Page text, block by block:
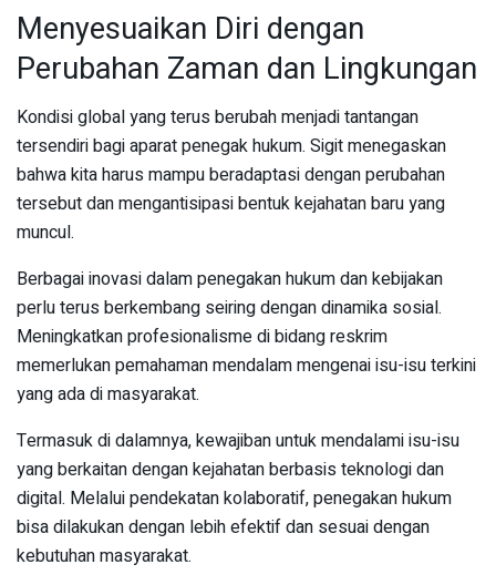
Menyesuaikan Diri dengan
Perubahan Zaman dan Lingkungan
Kondisi global yang terus berubah menjadi tantangan
tersendiri bagi aparat penegak hukum. Sigit menegaskan
bahwa kita harus mampu beradaptasi dengan perubahan
tersebut dan mengantisipasi bentuk kejahatan baru yang
muncul.
Berbagai inovasi dalam penegakan hukum dan kebijakan
perlu terus berkembang seiring dengan dinamika sosial.
Meningkatkan profesionalisme di bidang reskrim
memerlukan pemahaman mendalam mengenai isu-isu terkini
yang ada di masyarakat.
Termasuk di dalamnya, kewajiban untuk mendalami isu-isu
yang berkaitan dengan kejahatan berbasis teknologi dan
digital. Melalui pendekatan kolaboratif, penegakan hukum
bisa dilakukan dengan lebih efektif dan sesuai dengan
kebutuhan masyarakat.